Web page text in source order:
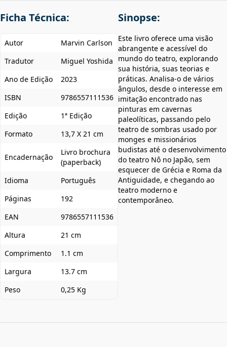
Ficha Técnica:
Autor
Marvin Carlson
Tradutor
Miguel Yoshida
Ano de Edição
2023
ISBN
9786557111536
Edição
1ª Edição
Formato
13,7 X 21 cm
Encadernação
Livro brochura
(paperback)
Idioma
Português
Páginas
192
EAN
9786557111536
Altura
21 cm
Comprimento
1.1 cm
Largura
13.7 cm
Peso
0,25 Kg
Sinopse:
Este livro oferece uma visão
abrangente e acessível do
mundo do teatro, explorando
sua história, suas teorias e
práticas. Analisa-o de vários
ângulos, desde o interesse em
imitação encontrado nas
pinturas em cavernas
paleolíticas, passando pelo
teatro de sombras usado por
monges e missionários
budistas até o desenvolvimento
do teatro Nô no Japão, sem
esquecer de Grécia e Roma da
Antiguidade, e chegando ao
teatro moderno e
contemporâneo.